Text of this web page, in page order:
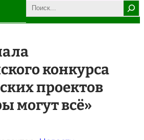
Search
конкурса
проектов
могут всё»